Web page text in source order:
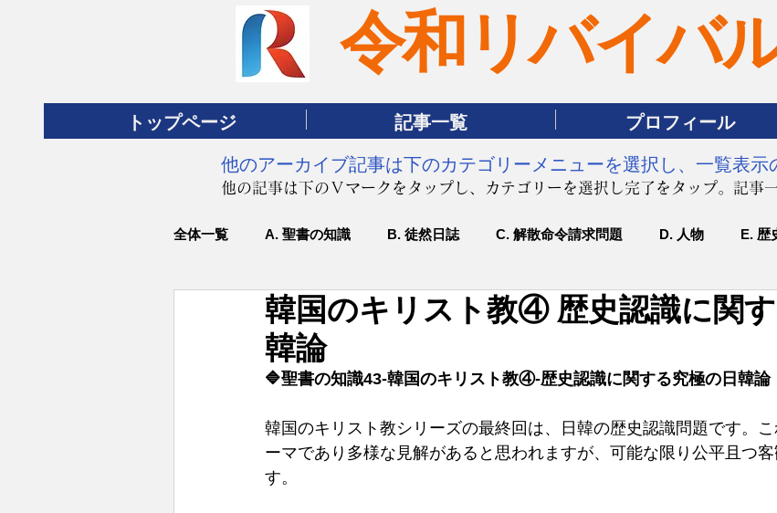
令和リバイバ
トップページ 記事一覧 プロフィール
他のアーカイブ記事は下のカテゴリーメニューを選択し、一覧表示
他の記事は下のＶマークをタップし、カテゴリーを選択し完了をタップ。記事
全体一覧 A. 聖書の知識 B. 徒然日誌 C. 解散命令請求問題 D. 人物 E. 歴
韓国のキリスト教④ 歴史認識に関
韓論
🔷聖書の知識43-韓国のキリスト教④-歴史認識に関する究極の日韓論
韓国のキリスト教シリーズの最終回は、日韓の歴史認識問題です。
ーマであり多様な見解があると思われますが、可能な限り公平且つ
す。